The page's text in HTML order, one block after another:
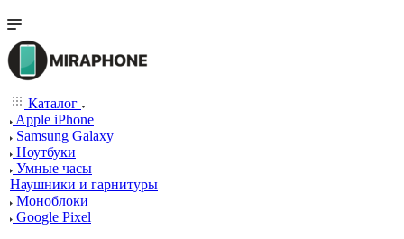
Каталог
Apple iPhone
Samsung Galaxy
Ноутбуки
Умные часы
Наушники и гарнитуры
Моноблоки
Google Pixel